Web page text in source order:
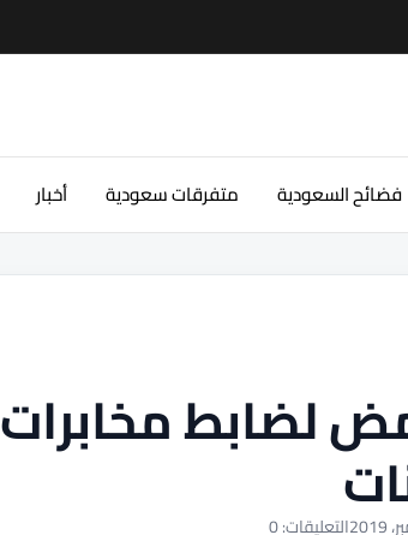
فضائح السعودية متفرقات سعودية أخبار
لضابط
التعليقات: 0